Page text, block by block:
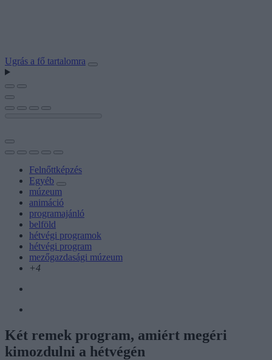
Ugrás a fő tartalomra
Felnőttképzés
Egyéb
múzeum
animáció
programajánló
belföld
hétvégi programok
hétvégi program
mezőgazdasági múzeum
+4
Két remek program, amiért megéri
kimozdulni a hétvégén